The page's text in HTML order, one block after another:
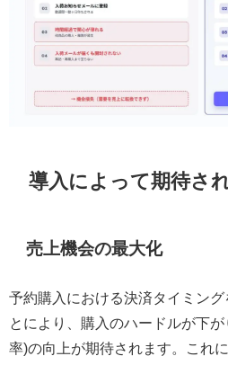
導入によって期待さ
売上機会の最大化
予約購入における決済タイミン
とにより、購入のハードルが下
率)の向上が期待されます。これ